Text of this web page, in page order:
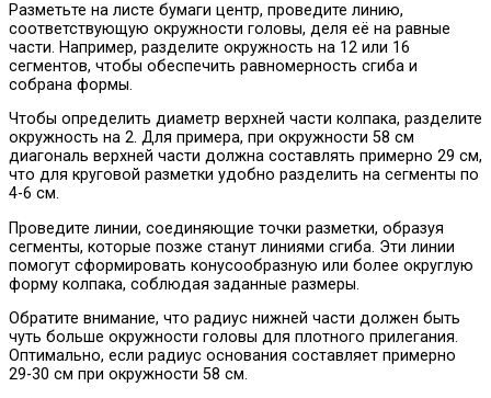
Разметьте на листе бумаги центр, проведите линию,
соответствующую окружности головы, деля её на равные
части. Например, разделите окружность на 12 или 16
сегментов, чтобы обеспечить равномерность сгиба и
собрана формы.
Чтобы определить диаметр верхней части колпака, разделите
окружность на 2. Для примера, при окружности 58 см
диагональ верхней части должна составлять примерно 29 см,
что для круговой разметки удобно разделить на сегменты по
4-6 см.
Проведите линии, соединяющие точки разметки, образуя
сегменты, которые позже станут линиями сгиба. Эти линии
помогут сформировать конусообразную или более округлую
форму колпака, соблюдая заданные размеры.
Обратите внимание, что радиус нижней части должен быть
чуть больше окружности головы для плотного прилегания.
Оптимально, если радиус основания составляет примерно
29-30 см при окружности 58 см.